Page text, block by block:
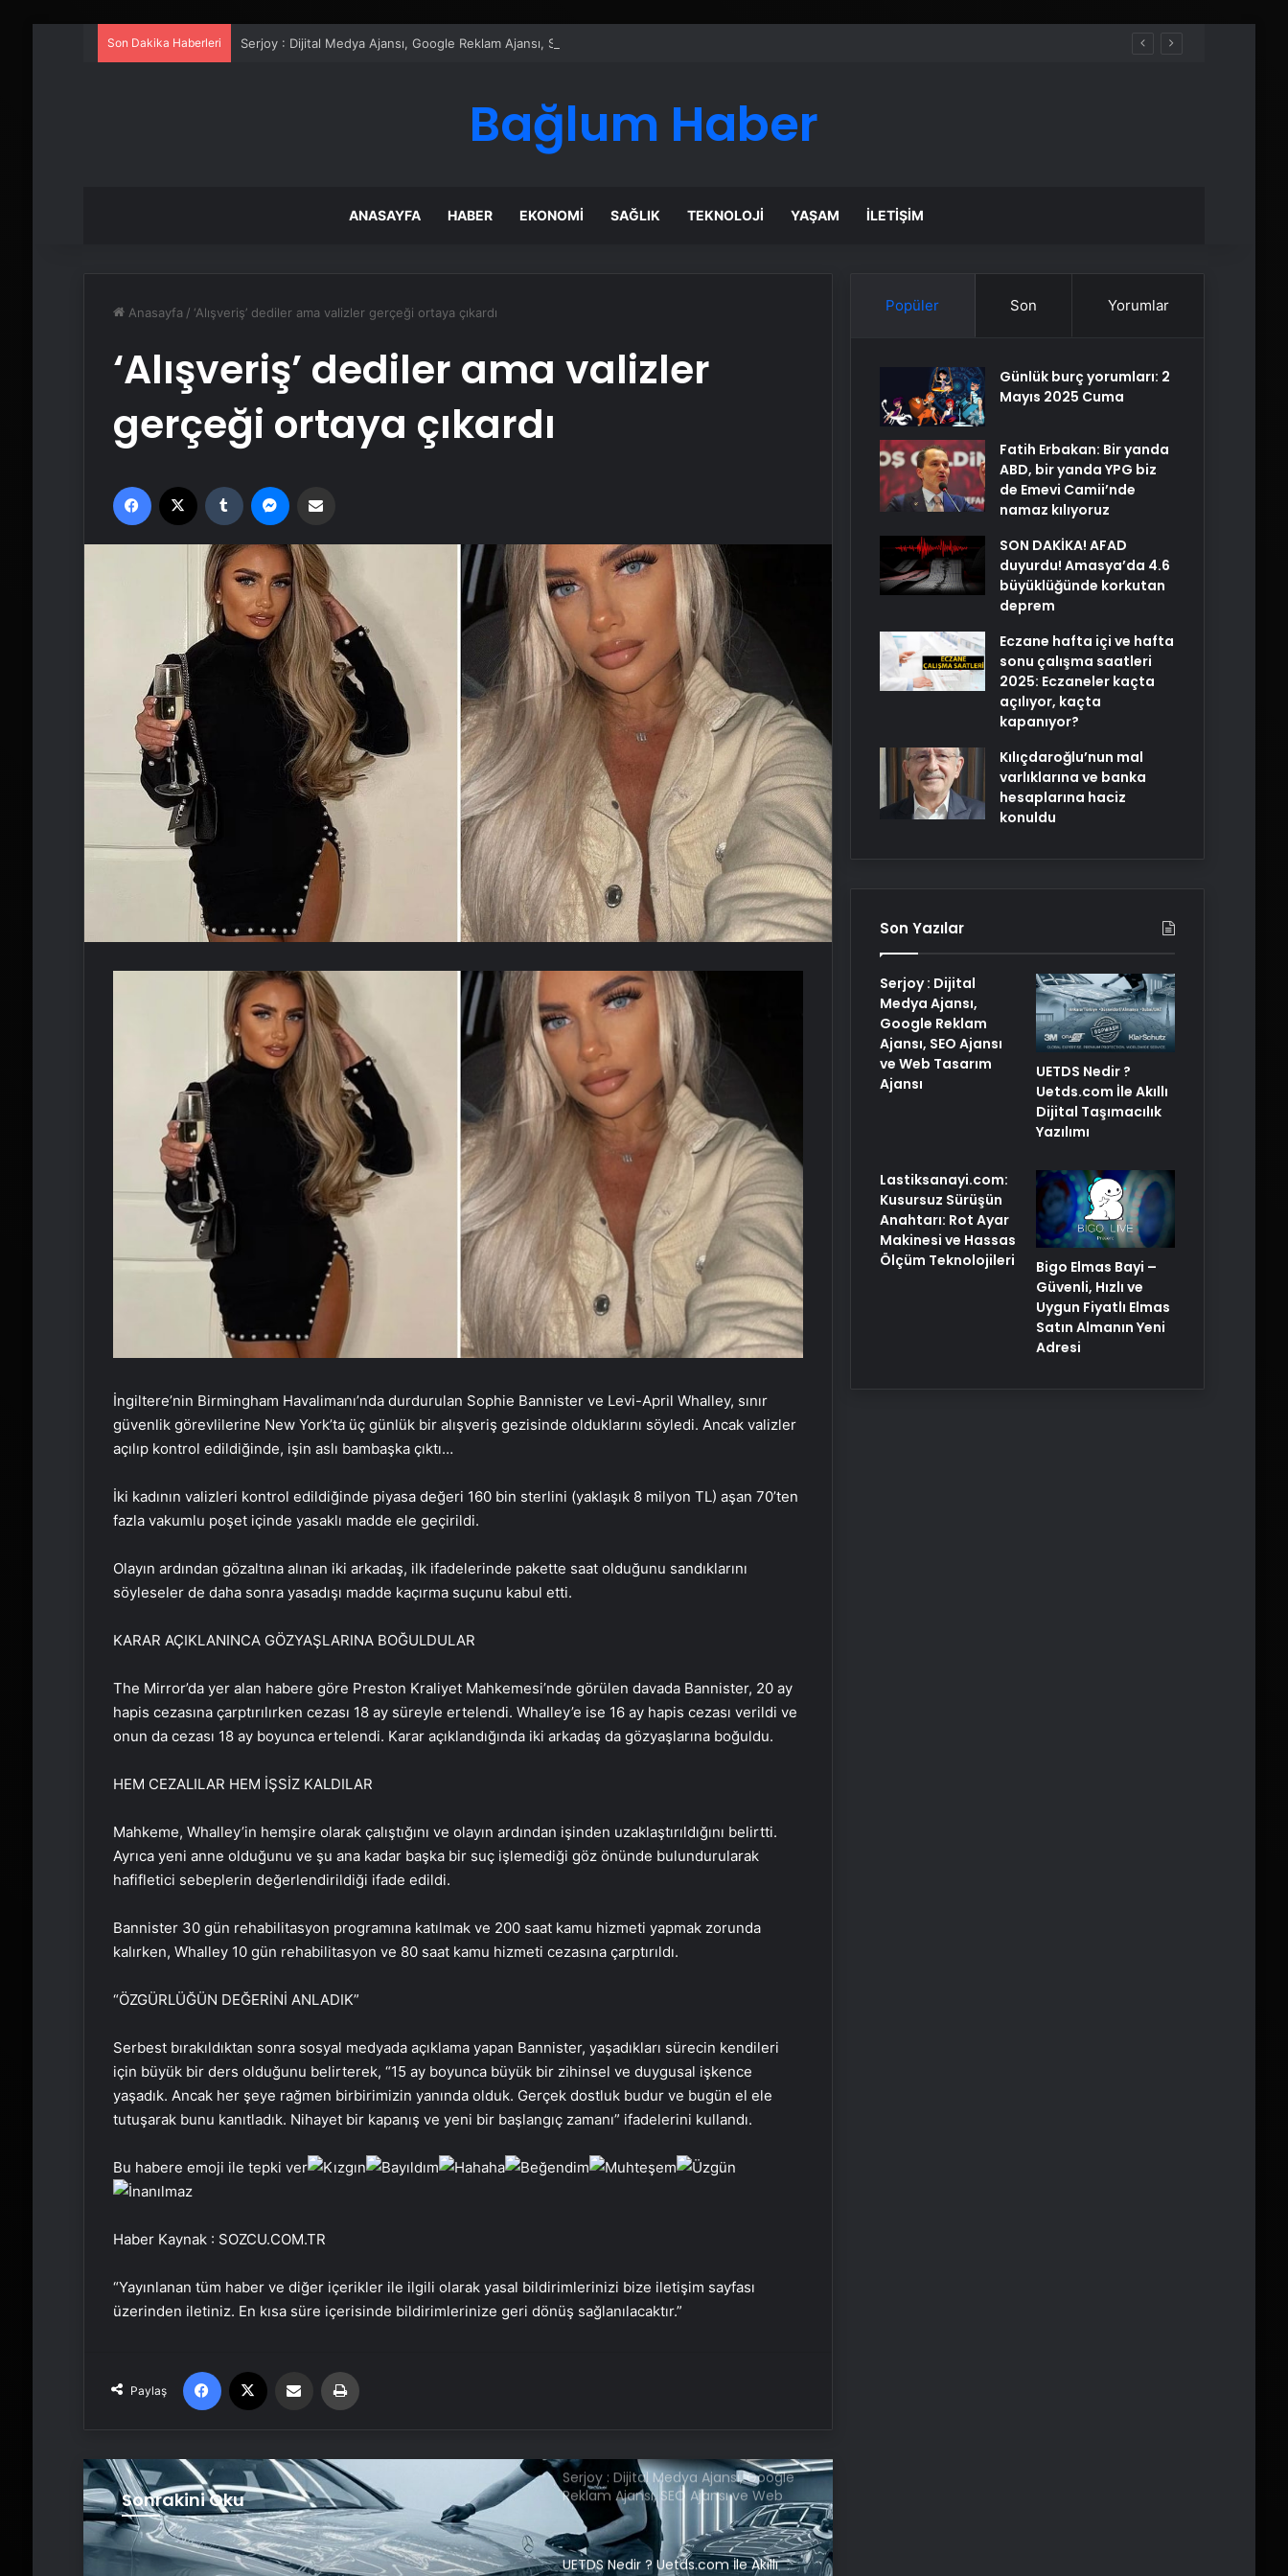
Son Dakika Haberleri Serjoy : Dijital Medya Ajansı, Google Reklam Ajansı, SEO Ajansı ve Web Tasarım Ajansı
Bağlum Haber
ANASAYFA HABER EKONOMI SAĞLIK TEKNOLOJI YAŞAM İLETIŞIM
Anasayfa / ‘Alışveriş’ dediler ama valizler gerçeği ortaya çıkardı
‘Alışveriş’ dediler ama valizler
gerçeği ortaya çıkardı
Facebook Tumblr
İngiltere’nin Birmingham Havalimanı’nda durdurulan Sophie Bannister ve Levi-April Whalley, sınır
güvenlik görevlilerine New York’ta üç günlük bir alışveriş gezisinde olduklarını söyledi. Ancak valizler
açılıp kontrol edildiğinde, işin aslı bambaşka çıktı…
İki kadının valizleri kontrol edildiğinde piyasa değeri 160 bin sterlini (yaklaşık 8 milyon TL) aşan 70’ten
fazla vakumlu poşet içinde yasaklı madde ele geçirildi.
Olayın ardından gözaltına alınan iki arkadaş, ilk ifadelerinde pakette saat olduğunu sandıklarını
söyleseler de daha sonra yasadışı madde kaçırma suçunu kabul etti.
KARAR AÇIKLANINCA GÖZYAŞLARINA BOĞULDULAR
The Mirror’da yer alan habere göre Preston Kraliyet Mahkemesi’nde görülen davada Bannister, 20 ay
hapis cezasına çarptırılırken cezası 18 ay süreyle ertelendi. Whalley’e ise 16 ay hapis cezası verildi ve
onun da cezası 18 ay boyunca ertelendi. Karar açıklandığında iki arkadaş da gözyaşlarına boğuldu.
HEM CEZALILAR HEM İŞSİZ KALDILAR
Mahkeme, Whalley’in hemşire olarak çalıştığını ve olayın ardından işinden uzaklaştırıldığını belirtti.
Ayrıca yeni anne olduğunu ve şu ana kadar başka bir suç işlemediği göz önünde bulundurularak
hafifletici sebeplerin değerlendirildiği ifade edildi.
Bannister 30 gün rehabilitasyon programına katılmak ve 200 saat kamu hizmeti yapmak zorunda
kalırken, Whalley 10 gün rehabilitasyon ve 80 saat kamu hizmeti cezasına çarptırıldı.
“ÖZGÜRLÜĞÜN DEĞERİNİ ANLADIK”
Serbest bırakıldıktan sonra sosyal medyada açıklama yapan Bannister, yaşadıkları sürecin kendileri
için büyük bir ders olduğunu belirterek, “15 ay boyunca büyük bir zihinsel ve duygusal işkence
yaşadık. Ancak her şeye rağmen birbirimizin yanında olduk. Gerçek dostluk budur ve bugün el ele
tutuşarak bunu kanıtladık. Nihayet bir kapanış ve yeni bir başlangıç zamanı” ifadelerini kullandı.
Bu habere emoji ile tepki ver
Haber Kaynak : SOZCU.COM.TR
“Yayınlanan tüm haber ve diğer içerikler ile ilgili olarak yasal bildirimlerinizi bize iletişim sayfası
üzerinden iletiniz. En kısa süre içerisinde bildirimlerinize geri dönüş sağlanılacaktır.”
Paylaş
Facebook Email'den paylaş
Sonrakini Oku
Evlilik Okulu Programı Tamamlandı
Türkadvak’tan Fuat Paşa Yalısı’nda
Engelsiz Filmler Festivali’nin odağı 21.
yüzyıl
Serjoy : Dijital Medya Ajansı, Google
Reklam Ajansı, SEO Ajansı ve Web
Tasarım Ajansı
UETDS Nedir ? Uetds.com İle Akıllı
Popüler Son Yorumlar
Günlük burç yorumları: 2
Mayıs 2025 Cuma
Fatih Erbakan: Bir yanda
ABD, bir yanda YPG biz
de Emevi Camii’nde
namaz kılıyoruz
SON DAKİKA! AFAD
duyurdu! Amasya’da 4.6
büyüklüğünde korkutan
deprem
Eczane hafta içi ve hafta
sonu çalışma saatleri
2025: Eczaneler kaçta
açılıyor, kaçta
kapanıyor?
Kılıçdaroğlu’nun mal
varlıklarına ve banka
hesaplarına haciz
konuldu
Son Yazılar
Serjoy : Dijital
Medya Ajansı,
Google Reklam
Ajansı, SEO Ajansı
ve Web Tasarım
Ajansı
UETDS Nedir ?
Uetds.com İle Akıllı
Dijital Taşımacılık
Yazılımı
Lastiksanayi.com:
Kusursuz Sürüşün
Anahtarı: Rot Ayar
Makinesi ve Hassas
Ölçüm Teknolojileri
Bigo Elmas Bayi –
Güvenli, Hızlı ve
Uygun Fiyatlı Elmas
Satın Almanın Yeni
Adresi